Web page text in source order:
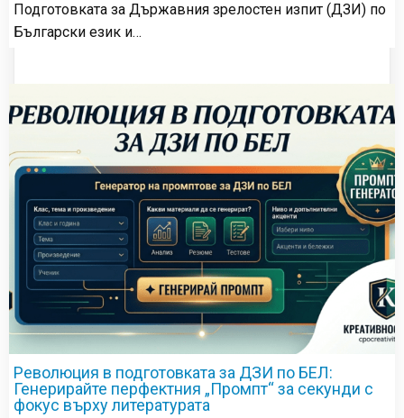
Подготовката за Държавния зрелостен изпит (ДЗИ) по
Български език и…
Революция в подготовката за ДЗИ по БЕЛ:
Генерирайте перфектния „Промпт“ за секунди с
фокус върху литературата